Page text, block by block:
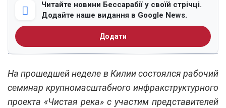
Читайте новини Бессарабії у своїй стрічці.
Додайте наше видання в Google News.
Додати
На прошедшей неделе в Килии состоялся рабочий
семинар крупномасштабного инфракструктурного
проекта «Чистая река» с участим представителей